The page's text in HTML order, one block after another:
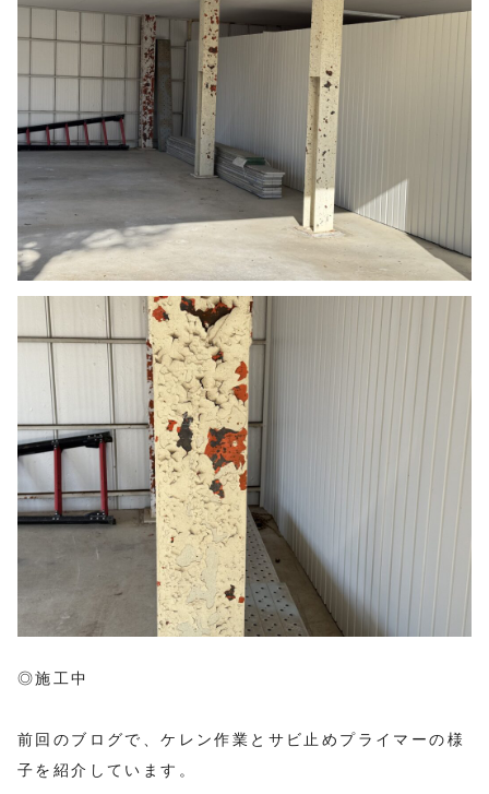
◎施工中
前回のブログで、ケレン作業とサビ止めプライマーの様
子を紹介しています。